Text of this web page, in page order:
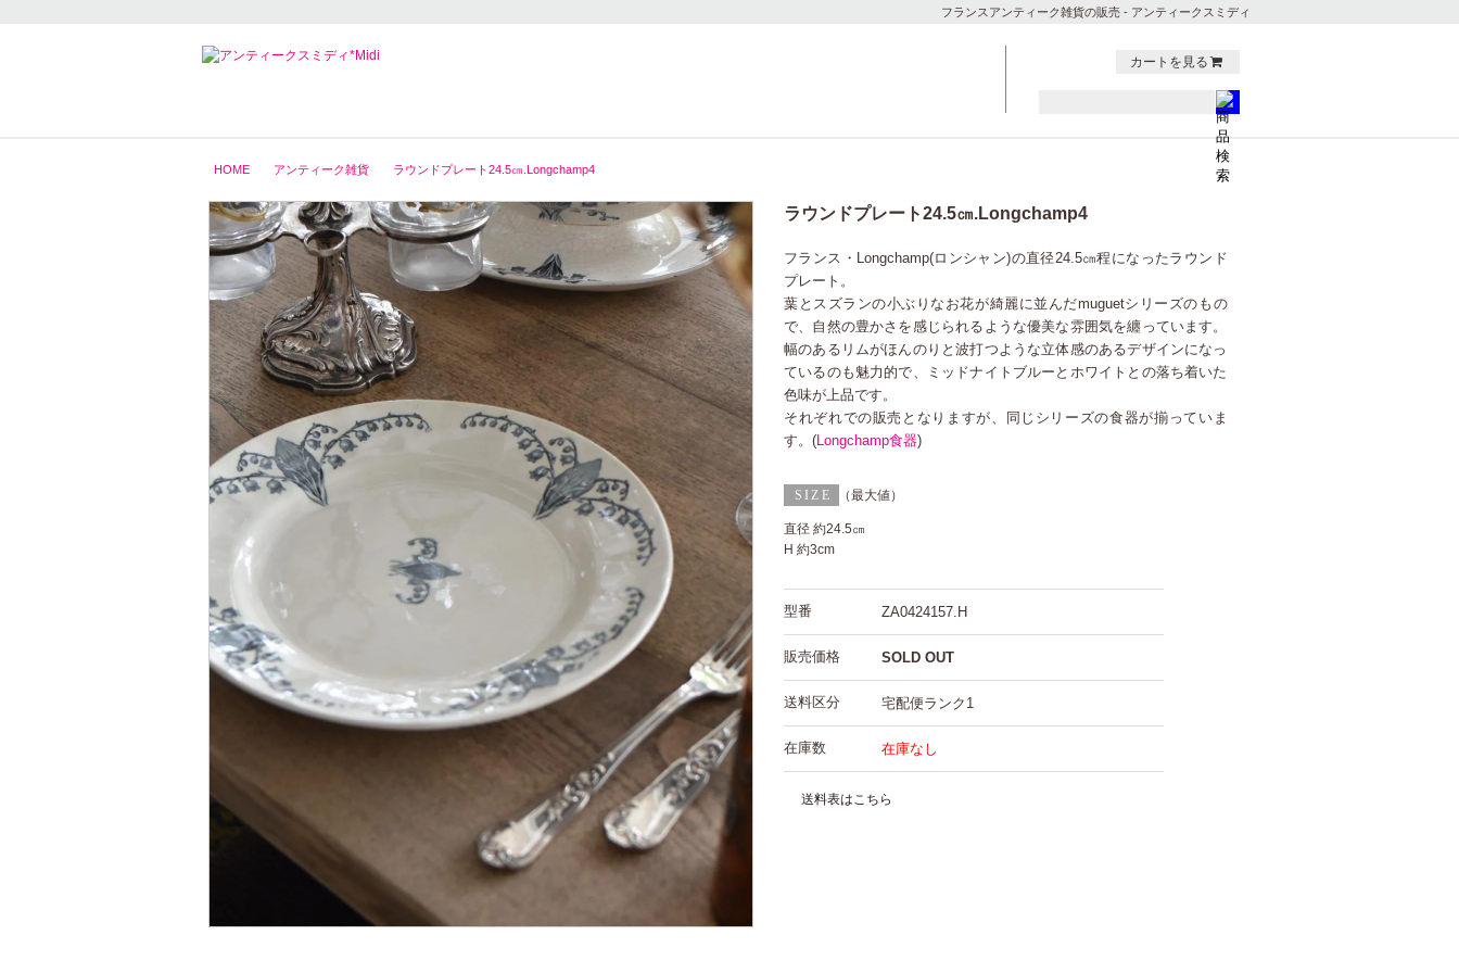
フランスアンティーク雑貨の販売 - アンティークスミディ
カートを見る
HOME アンティーク雑貨 ラウンドプレート24.5㎝.Longchamp4
ラウンドプレート24.5㎝.Longchamp4
フランス・Longchamp(ロンシャン)の直径24.5㎝程になったラウンド
プレート。
葉とスズランの小ぶりなお花が綺麗に並んだmuguetシリーズのもの
で、自然の豊かさを感じられるような優美な雰囲気を纏っています。
幅のあるリムがほんのりと波打つような立体感のあるデザインになっ
ているのも魅力的で、ミッドナイトブルーとホワイトとの落ち着いた
色味が上品です。
それぞれでの販売となりますが、同じシリーズの食器が揃っていま
す。(Longchamp食器)
直径 約24.5㎝
H 約3cm
（最大値）
型番 ZA0424157.H
販売価格 SOLD OUT
送料区分 宅配便ランク1
在庫数 在庫なし
送料表はこちら